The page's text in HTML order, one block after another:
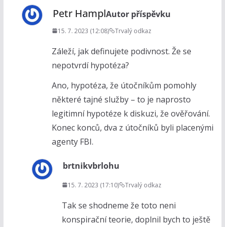
Petr HamplAutor příspěvku
15. 7. 2023 (12:08) Trvalý odkaz
Záleží, jak definujete podivnost. Že se
nepotvrdí hypotéza?
Ano, hypotéza, že útočníkům pomohly
některé tajné služby – to je naprosto
legitimní hypotéze k diskuzi, že ověřování.
Konec konců, dva z útočníků byli placenými
agenty FBI.
brtnikvbrlohu
15. 7. 2023 (17:10) Trvalý odkaz
Tak se shodneme že toto neni
konspirační teorie, doplnil bych to ještě